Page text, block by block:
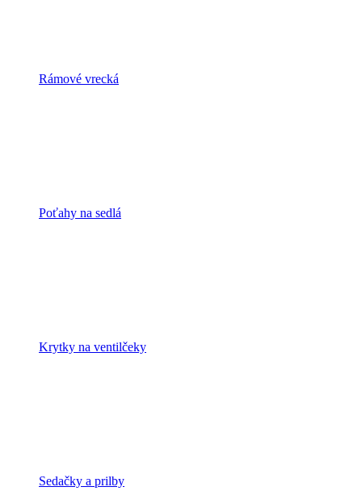
Rámové vrecká
Poťahy na sedlá
Krytky na ventilčeky
Sedačky a prilby